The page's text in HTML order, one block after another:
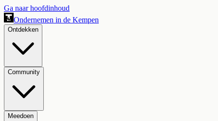
Ga naar hoofdinhoud
Ondernemen in de Kempen
Ontdekken
Community
Meedoen